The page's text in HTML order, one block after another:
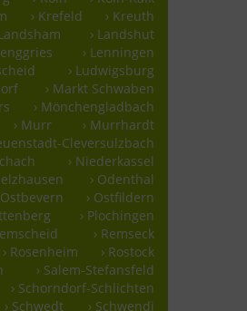
› Krefeld
› Kreuth
› Landshut
› Lenningen
› Ludwigsburg
› Markt Schwaben
› Mönchengladbach
› Murr
› Murrhardt
Cleversulzbach
› Niederkassel
› Odenthal
Ostbevern
› Ostfildern
› Plochingen
› Remseck
› Rosenheim
› Rostock
› Salem-Stefansfeld
› Schorndorf-Schlichten
› Schwedt › Schwendi